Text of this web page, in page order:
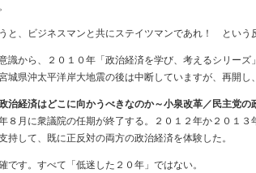
と、ビジネスマンと共にステイツマンであれ！ という
識から、２０１０年「政治経済を学び、考えるシリー
城県沖太平洋岸大地震の後は中断していますが、再開し
治経済はどこに向かうべきなのか～小泉改革／民主党の
８月に衆議院の任期が終了する。２０１２年か２０１
持して、既に正反対の両方の政治経済を体験した。
です。すべて「低迷した２０年」ではない。